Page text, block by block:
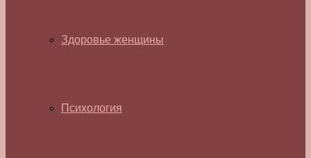
Здоровье женщины
Психология